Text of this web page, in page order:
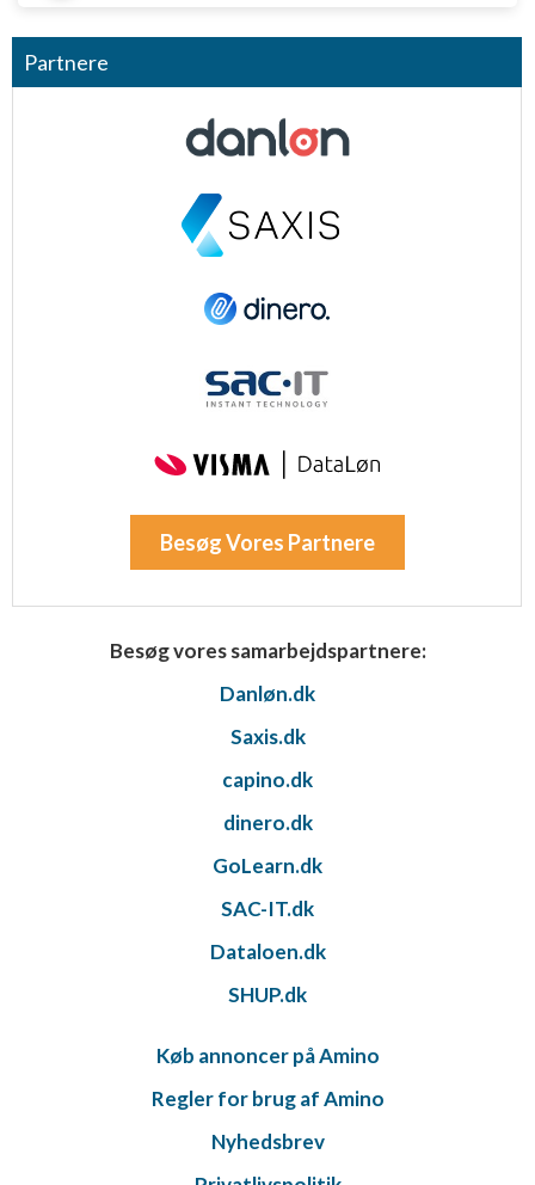
Partnere
Besøg Vores Partnere
Besøg vores samarbejdspartnere:
Danløn.dk
Saxis.dk
capino.dk
dinero.dk
GoLearn.dk
SAC-IT.dk
Dataloen.dk
SHUP.dk
Køb annoncer på Amino
Regler for brug af Amino
Nyhedsbrev